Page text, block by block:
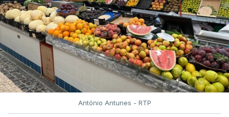
António Antunes - RTP